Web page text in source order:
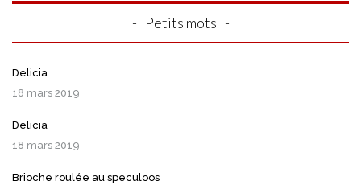
Petits mots
Delicia
18 mars 2019
Delicia
18 mars 2019
Brioche roulée au speculoos